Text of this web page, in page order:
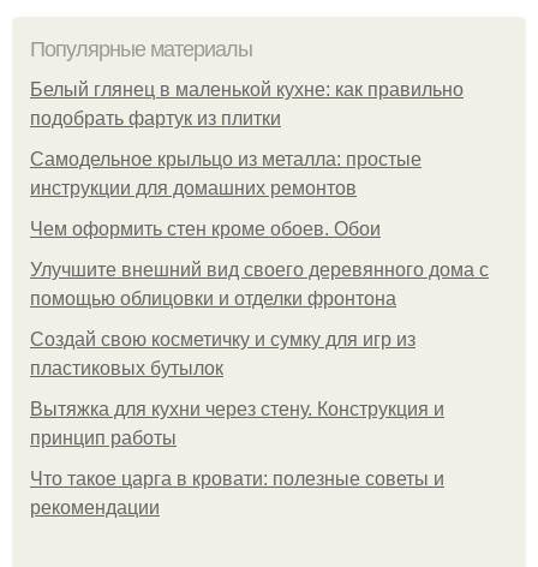
Популярные материалы
Белый глянец в маленькой кухне: как правильно
подобрать фартук из плитки
Самодельное крыльцо из металла: простые
инструкции для домашних ремонтов
Чем оформить стен кроме обоев. Обои
Улучшите внешний вид своего деревянного дома с
помощью облицовки и отделки фронтона
Создай свою косметичку и сумку для игр из
пластиковых бутылок
Вытяжка для кухни через стену. Конструкция и
принцип работы
Что такое царга в кровати: полезные советы и
рекомендации